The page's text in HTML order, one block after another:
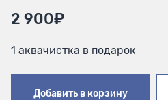
2 900₽
1 аквачистка в подарок
Добавить в корзину